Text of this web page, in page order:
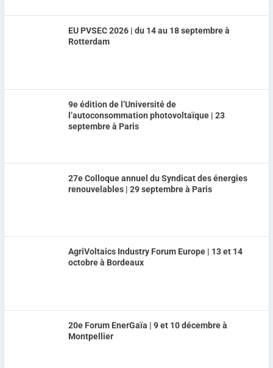
EU PVSEC 2026 | du 14 au 18 septembre à
Rotterdam
9e édition de l’Université de
l’autoconsommation photovoltaïque | 23
septembre à Paris
27e Colloque annuel du Syndicat des énergies
renouvelables | 29 septembre à Paris
AgriVoltaics Industry Forum Europe | 13 et 14
octobre à Bordeaux
20e Forum EnerGaïa | 9 et 10 décembre à
Montpellier